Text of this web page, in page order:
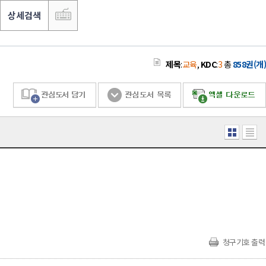
상세검색
제목:교육, KDC:3총858권(개)
청구기호 출력